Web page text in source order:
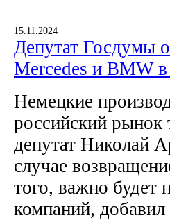
15.11.2024
Депутат Госдумы
Mercedes и BMW
Немецкие
российский рынок
депутат Николай
случае
того, важно будет
компаний,